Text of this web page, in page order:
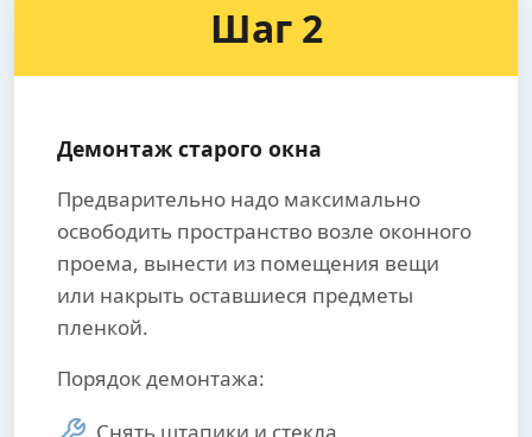
Шаг 2
Демонтаж старого окна
Предварительно надо максимально
освободить пространство возле оконного
проема, вынести из помещения вещи
или накрыть оставшиеся предметы
пленкой.
Порядок демонтажа:
Снять штапики и стекла.